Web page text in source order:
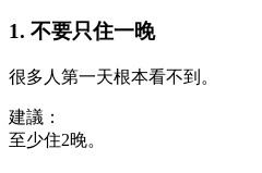
1. 不要只住一晚
很多人第一天根本看不到。
建議：
至少住2晚。